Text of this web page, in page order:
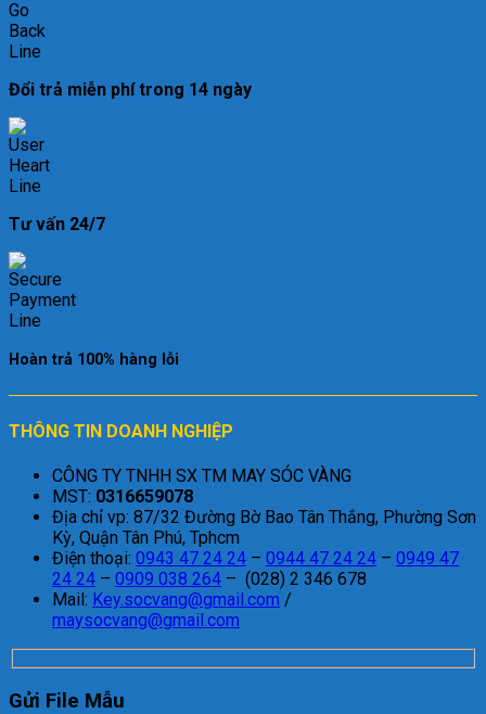
Đổi trả miễn phí trong 14 ngày
Tư vấn 24/7
Hoàn trả 100% hàng lỗi
THÔNG TIN DOANH NGHIỆP
CÔNG TY TNHH SX TM MAY SÓC VÀNG
MST: 0316659078
Địa chỉ vp: 87/32 Đường Bờ Bao Tân Thắng, Phường Sơn
Kỳ, Quận Tân Phú, Tphcm
Điện thoại: 0943 47 24 24 – 0944 47 24 24 – 0949 47
24 24 – 0909 038 264 – (028) 2 346 678
Mail: Key.socvang@gmail.com /
maysocvang@gmail.com
Gửi File Mẫu